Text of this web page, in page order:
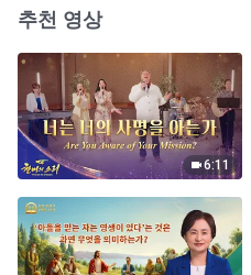
추천 영상
6:11